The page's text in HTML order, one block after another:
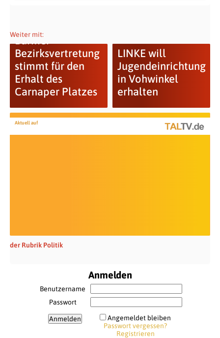
Weiter mit:
Barmer
Bezirksvertretung
stimmt für den
Erhalt des
Carnaper Platzes
LINKE will
Jugendeinrichtung
in Vohwinkel
erhalten
Aktuell auf
der Rubrik Politik
Anmelden
Benutzername
Passwort
Angemeldet bleiben
Passwort vergessen?
Registrieren